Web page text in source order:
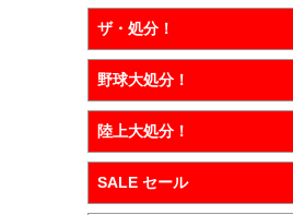
ザ・処分！
野球大処分！
陸上大処分！
SALE セール